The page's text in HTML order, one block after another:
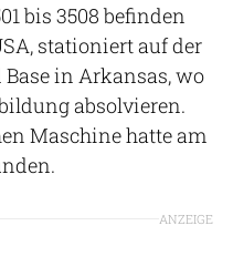
bis 3508 befinden
stationiert auf der
in Arkansas, wo
absolvieren.
Maschine hatte am
ANZEIGE